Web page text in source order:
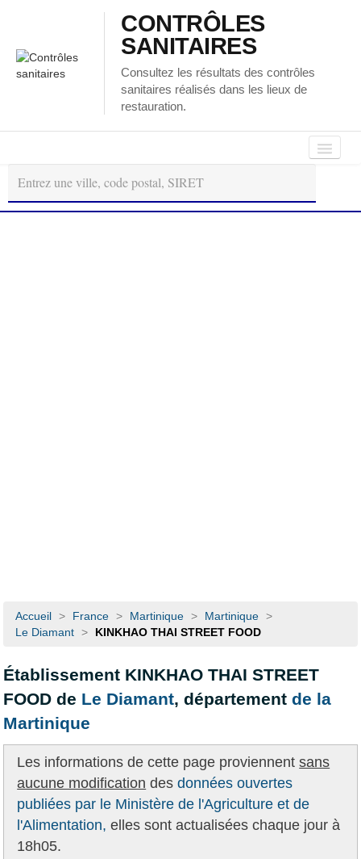
CONTRÔLES
SANITAIRES
Consultez les résultats des contrôles
sanitaires réalisés dans les lieux de
restauration.
Autour
de
moi
Régions
Accueil > France > Martinique > Martinique >
Le Diamant > KINKHAO THAI STREET FOOD
Établissement KINKHAO THAI STREET
FOOD de Le Diamant, départementde la
Martinique
Les informations de cette page proviennentsans
aucune modification desdonnées ouvertes
publiées par le Ministère de l'Agriculture et de
l'Alimentation, elles sont actualisées chaque jour à
18h05.